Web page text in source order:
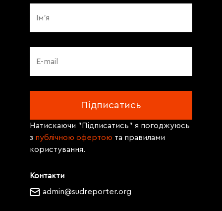
Контакти
admin@sudreporter.org
Натискаючи "Підписатись" я погоджуюсь
з публічною офертою та правилами
користування.